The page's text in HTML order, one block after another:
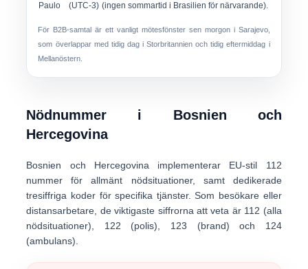
Paulo
(UTC-3) (ingen sommartid i Brasilien för närvarande).
För B2B-samtal är ett vanligt mötesfönster sen morgon i Sarajevo,
som överlappar med tidig dag i Storbritannien och tidig eftermiddag i
Mellanöstern.
Nödnummer i Bosnien och
Hercegovina
Bosnien och Hercegovina implementerar EU-stil 112
nummer för allmänt nödsituationer, samt dedikerade
tresiffriga koder för specifika tjänster. Som besökare eller
distansarbetare, de viktigaste siffrorna att veta är 112 (alla
nödsituationer)
122 (polis) 123 (brand) och 124
(ambulans)